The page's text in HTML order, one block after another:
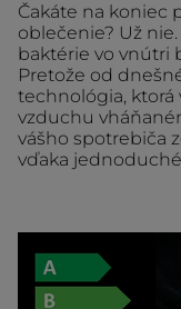
Čakáte na koniec
oblečenie? Už
baktérie vo vnútri
Pretože od
technológia, ktorá
vzduchu
vášho spotrebiča
vďaka